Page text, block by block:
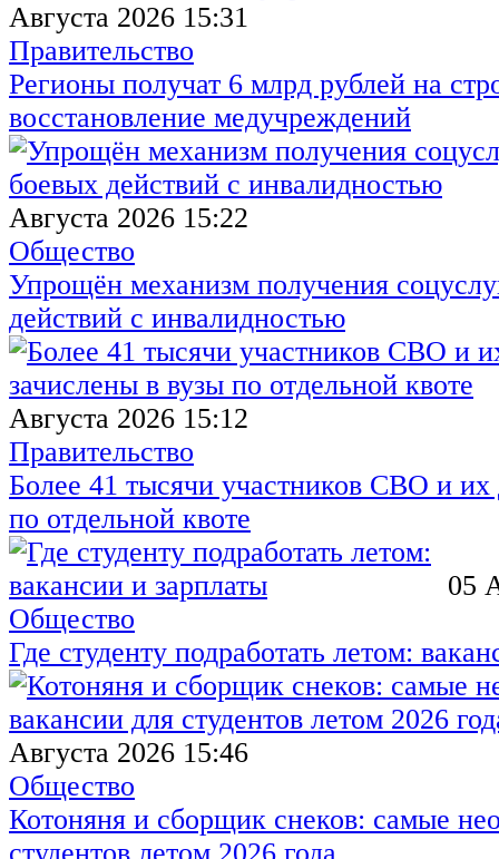
Августа 2026 15:31
Правительство
Регионы получат 6 млрд рублей на
восстановление медучреждений
Августа 2026 15:22
Общество
Упрощён механизм получения
действий с инвалидностью
Августа 2026 15:12
Правительство
Более 41 тысячи участников СВО и их
по отдельной квоте
05
Общество
Где студенту подработать летом:
Августа 2026 15:46
Общество
Котоняня и сборщик снеков: самые